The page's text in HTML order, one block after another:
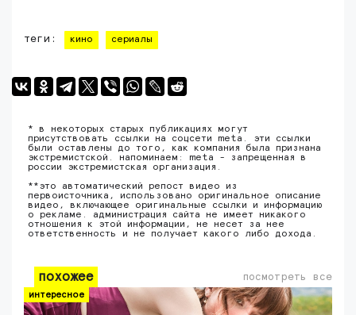
теги: кино сериалы
* в некоторых старых публикациях могут
присутствовать ссылки на соцсети meta. эти ссылки
были оставлены до того, как компания была признана
экстремистской. напоминаем: meta - запрещенная в
россии экстремистская организация.
**это автоматический репост видео из
первоисточника, использовано оригинальное описание
видео, включающее оригинальные ссылки и информацию
о рекламе. администрация сайта не имеет никакого
отношения к этой информации, не несет за нее
ответственность и не получает какого либо дохода.
похожее посмотреть все
интересное